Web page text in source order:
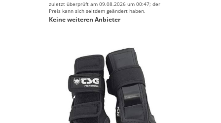
zuletzt überprüft am 09.08.2026 um 00:47; der
Preis kann sich seitdem geändert haben.
Keine weiteren Anbieter